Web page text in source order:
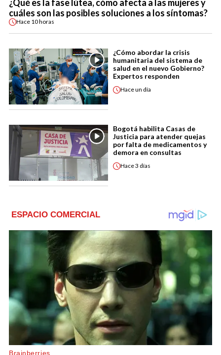
¿Qué es la fase lútea, cómo afecta a las mujeres y
cuáles son las posibles soluciones a los síntomas?
Hace 10 horas
¿Cómo abordar la crisis
humanitaria del sistema de
salud en el nuevo Gobierno?
Expertos responden
Haceun día
Bogotá habilita Casas de
Justicia para atender quejas
por falta de medicamentos y
demora en consultas
Hace3 días